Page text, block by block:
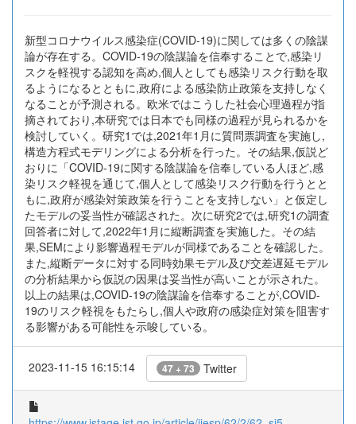
新型コロナウイルス感染症(COVID-19)に関しては多くの陰謀
論が存在する。COVID-19の陰謀論を信奉することで,感染リ
スクを軽視する認知を高め,個人としても感染リスク行動を取
るようになるとともに,政府による感染防止政策を支持しなく
なることが予測される。欧米ではこうした社会心理過程が指
摘されており,本研究では日本でも同様の過程が見られるかを
検討していく。研究1では,2021年1月に質問票調査を実施し,
構造方程式モデリングによる分析を行った。その結果,仮説ど
おりに「COVID-19に関する陰謀論を信奉している人ほど,感
染リスク軽視を通じて,個人として感染リスク行動を行うとと
もに,政府が感染対策政策を行うことを支持しない」と仮定し
たモデルの妥当性が確認された。次に研究2では,研究1の調査
回答者に対して,2022年1月に縦断調査を実施した。その結
果,SEMにより影響過程モデルが同様であることを確認した。
また,縦断データに対する同時効果モデル及び交差遅延モデル
の分析結果から仮説の因果は妥当性が高いことが示された。
以上の結果は,COVID-19の陰謀論を信奉することが,COVID-
19のリスク軽視をもたらし,個人や政府の感染症対策を阻害す
る影響がある可能性を示唆している。
2023-11-15 16:15:14 47 + 73 Twitter